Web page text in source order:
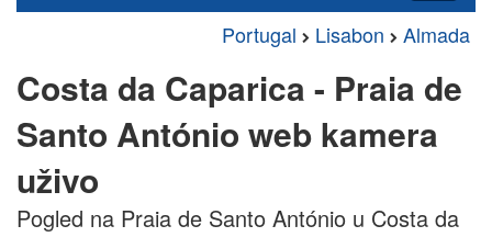
Portugal Lisabon Almada
Costa da Caparica - Praia de
Santo António web kamera
uživo
Pogled na Praia de Santo António u Costa da